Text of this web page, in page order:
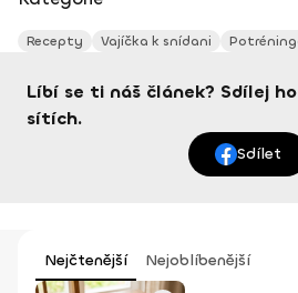
Recepty Vajíčka k snídani
Líbí se ti náš článek? Sdílej
sítích.
Sdílet
Nejčtenější Nejoblíbenější